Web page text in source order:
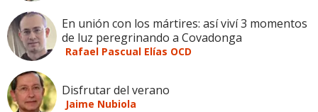
En unión con los mártires: así viví 3 momentos
de luz peregrinando a Covadonga
Rafael Pascual Elías OCD
Disfrutar del verano
Jaime Nubiola